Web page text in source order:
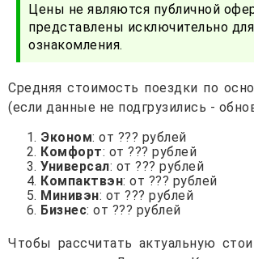
Цены не являются публичной
представлены исключительно для
ознакомления.
Средняя стоимость поездки по
(если данные не подгрузились -
Эконом: от ??? рублей
Комфорт: от ??? рублей
Универсал: от ??? рублей
Компактвэн: от ??? рублей
Минивэн: от ??? рублей
Бизнес: от ??? рублей
Чтобы рассчитать актуальную